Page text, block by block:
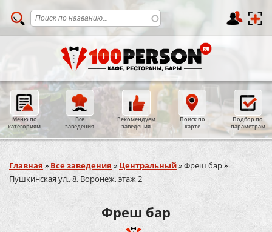
Меню по
категориям
Все
заведения
Рекомендуем
заведения
Поиск по
карте
Подбор по
параметрам
Вы здесь
Главная » Все заведения » Центральный»Фреш бар»
Пушкинская ул., 8, Воронеж, этаж 2
Фреш бар